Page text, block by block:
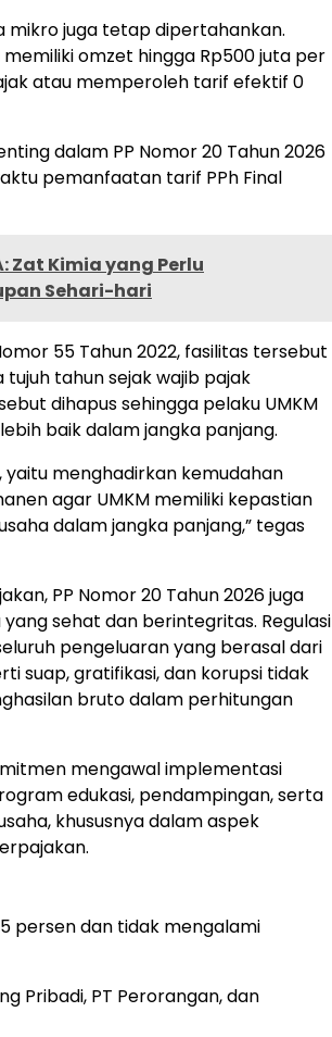
mikro juga tetap dipertahankan.
omzet hingga Rp500 juta per
atau memperoleh tarif efektif 0
dalam PP Nomor 20 Tahun 2026
pemanfaatan tarif PPh Final
Zat Kimia yang Perlu
Sehari-hari
55 Tahun 2022, fasilitas tersebut
tahun sejak wajib pajak
dihapus sehingga pelaku UMKM
baik dalam jangka panjang.
yaitu menghadirkan kemudahan
agar UMKM memiliki kepastian
dalam jangka panjang,” tegas
PP Nomor 20 Tahun 2026 juga
sehat dan berintegritas. Regulasi
pengeluaran yang berasal dari
suap, gratifikasi, dan korupsi tidak
bruto dalam perhitungan
mengawal implementasi
edukasi, pendampingan, serta
khususnya dalam aspek
persen dan tidak mengalami
Pribadi, PT Perorangan, dan